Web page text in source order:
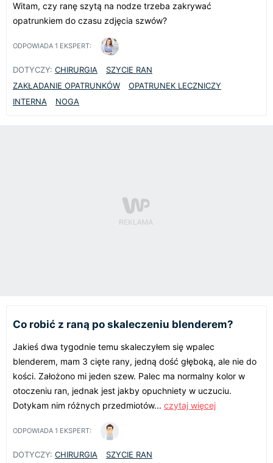
Witam, czy ranę szytą na nodze trzeba zakrywać
opatrunkiem do czasu zdjęcia szwów?
ODPOWIADA 1 EKSPERT:
DOTYCZY: CHIRURGIA
SZYCIE RAN
ZAKŁADANIE OPATRUNKÓW
OPATRUNEK LECZNICZY
INTERNA
NOGA
Co robić z raną po skaleczeniu blenderem?
Jakieś dwa tygodnie temu skaleczyłem się wpalec
blenderem, mam 3 cięte rany, jedną dość głęboką, ale nie do
kości. Założono mi jeden szew. Palec ma normalny kolor w
otoczeniu ran, jednak jest jakby opuchniety w uczuciu.
Dotykam nim różnych przedmiotów... czytaj więcej
ODPOWIADA 1 EKSPERT:
DOTYCZY: CHIRURGIA SZYCIE RAN